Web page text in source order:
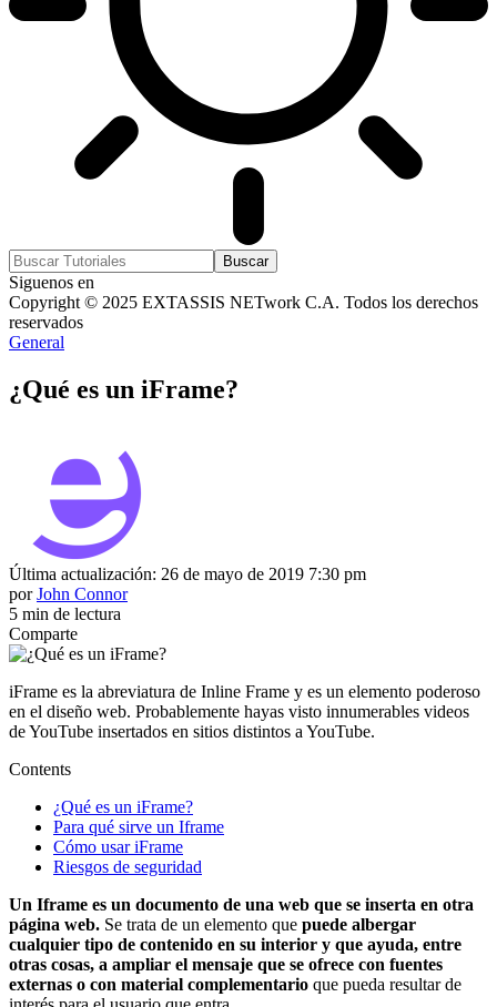
Siguenos en
Copyright © 2025 EXTASSIS NETwork C.A. Todos los derechos
reservados
General
¿Qué es un iFrame?
Última actualización: 26 de mayo de 2019 7:30 pm
por John Connor
5 min de lectura
Comparte
iFrame es la abreviatura de Inline Frame y es un elemento poderoso
en el diseño web. Probablemente hayas visto innumerables videos
de YouTube insertados en sitios distintos a YouTube.
Contents
¿Qué es un iFrame?
Para qué sirve un Iframe
Cómo usar iFrame
Riesgos de seguridad
Un Iframe es un documento de una web que se inserta en otra
página web. Se trata de un elemento que puede albergar
cualquier tipo de contenido en su interior y que ayuda, entre
otras cosas, a ampliar el mensaje que se ofrece con fuentes
externas o con material complementario que pueda resultar de